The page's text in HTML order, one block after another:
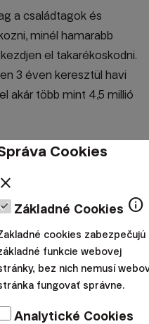
a családtagok és
minél hamarabb
el takarékoskodni.
3 éven keresztül havi
akár több mint 4,5 millió
Cookies
close
Základné Cookies info
cookies zabezpečujú
funkcie webovej
bez nich nemusí
fungovať správne.
Analytické Cookies